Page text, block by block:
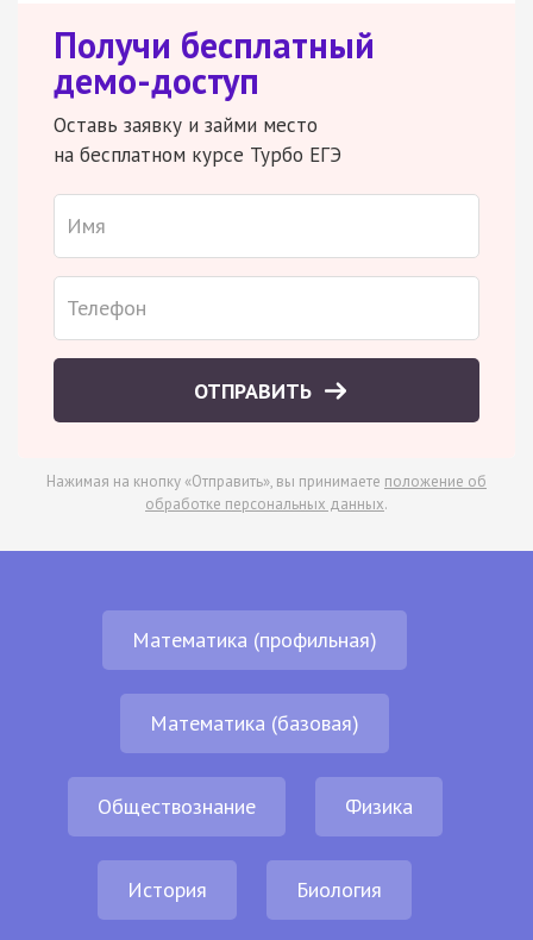
Получи бесплатный
демо-доступ
Оставь заявку и займи место
на бесплатном курсе Турбо ЕГЭ
ОТПРАВИТЬ
Нажимая на кнопку «Отправить», вы принимаете положение об
обработке персональных данных.
Математика (профильная)
Математика (базовая)
Обществознание Физика
История Биология